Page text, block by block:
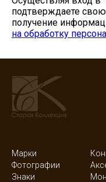
подтверждаете свою
получение
на обработку
Марки
Фотографии
Знаки